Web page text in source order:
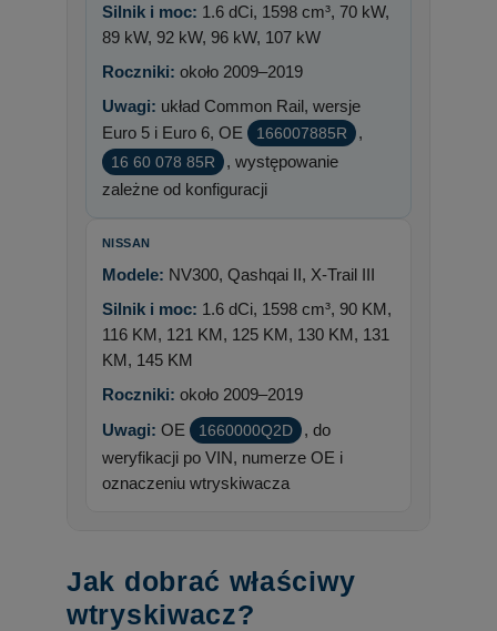
Silnik i moc: 1.6 dCi, 1598 cm³, 70 kW,
89 kW, 92 kW, 96 kW, 107 kW
Roczniki: około 2009–2019
Uwagi: układ Common Rail, wersje
Euro 5 i Euro 6, OE
166007885R ,
16 60 078 85R
, występowanie
zależne od konfiguracji
NISSAN
Modele: NV300, Qashqai II, X-Trail III
Silnik i moc: 1.6 dCi, 1598 cm³, 90 KM,
116 KM, 121 KM, 125 KM, 130 KM, 131
KM, 145 KM
Roczniki: około 2009–2019
Uwagi: OE 1660000Q2D
, do
weryfikacji po VIN, numerze OE i
oznaczeniu wtryskiwacza
Jak dobrać właściwy
wtryskiwacz?